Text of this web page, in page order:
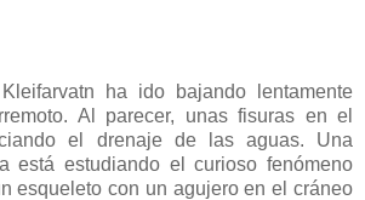
ha ido bajando lentamente
Al parecer, unas fisuras en el
el drenaje de las aguas. Una
está estudiando el curioso fenómeno
esqueleto con un agujero en el cráneo